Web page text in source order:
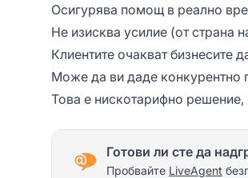
Осигурява помощ в реално
Не изисква усилие (от страна
Клиентите очакват бизнесите
Може да ви даде конкурентно
Това е нискотарифно
Готови ли сте да
Пробвайте LiveAgent